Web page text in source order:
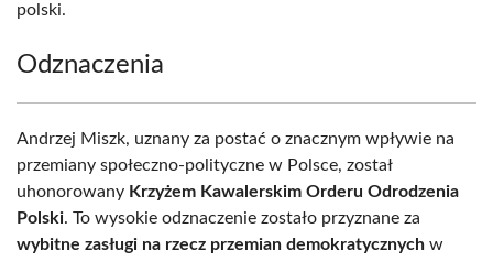
polski.
Odznaczenia
Andrzej Miszk, uznany za postać o znacznym wpływie na
przemiany społeczno-polityczne w Polsce, został
uhonorowany Krzyżem Kawalerskim Orderu Odrodzenia
Polski. To wysokie odznaczenie zostało przyznane za
wybitne zasługi na rzecz przemian demokratycznych w